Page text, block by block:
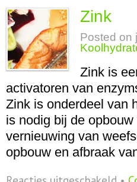
Zink
Posted on
Zink is
activatoren van
Zink is onderdeel van
is nodig bij de
vernieuwing van
opbouw en afbraak
voor